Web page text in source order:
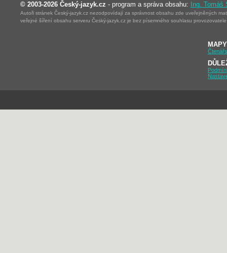
© 2003-2026 Český-jazyk.cz - program a správa obsahu: Ing. Tomáš
Autoři stránek Český-jazyk.cz nezodpovídají za správnost obsahu zde uveřejněných
veřejné šíření obsahu serveru Český-jazyk.cz je bez písemného souhlasu